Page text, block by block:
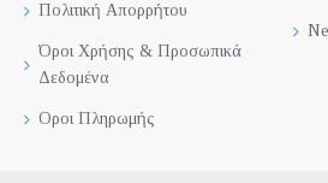
Πολιτική Απορρήτου
Όροι Χρήσης & Προσωπικά
Δεδομένα
Οροι Πληρωμής